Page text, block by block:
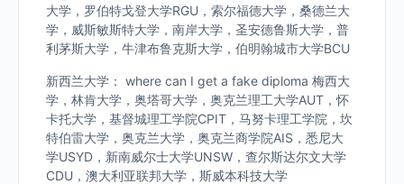
大学，罗伯特戈登大学RGU，索尔福德大学，桑德兰大
学，威斯敏斯特大学，南岸大学，圣安德鲁斯大学，普
利茅斯大学，牛津布鲁克斯大学，伯明翰城市大学BCU
新西兰大学： where can I get a fake diploma 梅西大
学，林肯大学，奥塔哥大学，奥克兰理工大学AUT，怀
卡托大学，基督城理工学院CPIT，马努卡理工学院，坎
特伯雷大学，奥克兰大学，奥克兰商学院AIS，悉尼大
学USYD，新南威尔士大学UNSW，查尔斯达尔文大学
CDU，澳大利亚联邦大学，斯威本科技大学